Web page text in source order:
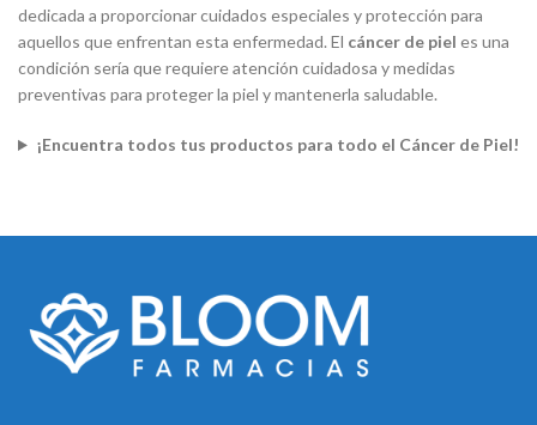
dedicada a proporcionar cuidados especiales y protección para
aquellos que enfrentan esta enfermedad. El cáncer de piel es una
condición sería que requiere atención cuidadosa y medidas
preventivas para proteger la piel y mantenerla saludable.
¡Encuentra todos tus productos para todo el Cáncer de Piel!